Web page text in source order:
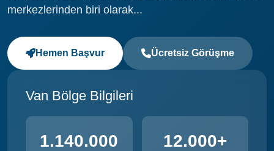
merkezlerinden biri olarak...
Hemen Başvur Ücretsiz Görüşme
Van Bölge Bilgileri
1.140.000 12.000+